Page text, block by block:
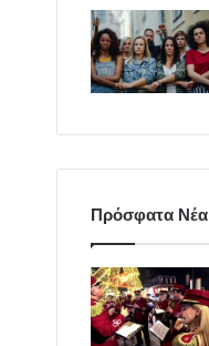
Πρόσφατα Νέα